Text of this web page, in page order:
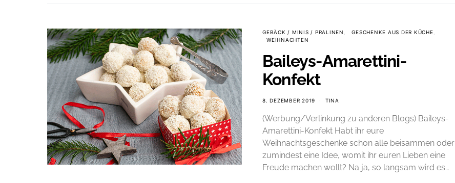
GEBÄCK / MINIS / PRALINEN
GESCHENKE AUS DER KÜCHE
WEIHNACHTEN
Baileys-Amarettini-
Konfekt
8. DEZEMBER 2019 TINA
(Werbung/Verlinkung zu anderen Blogs) Baileys-
Amarettini-Konfekt Habt ihr eure
Weihnachtsgeschenke schon alle beisammen oder
zumindest eine Idee, womit ihr euren Lieben eine
Freude machen wollt? Na ja, so langsam wird es…